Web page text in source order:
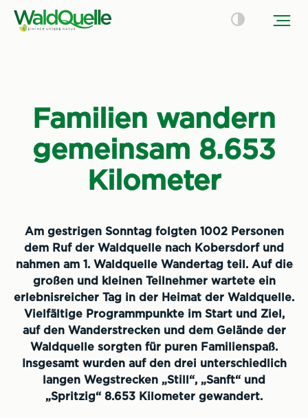
Familien wandern
gemeinsam 8.653
Kilometer
Am gestrigen Sonntag folgten 1002 Personen
dem Ruf der Waldquelle nach Kobersdorf und
nahmen am 1. Waldquelle Wandertag teil. Auf die
großen und kleinen Teilnehmer wartete ein
erlebnisreicher Tag in der Heimat der Waldquelle.
Vielfältige Programmpunkte im Start und Ziel,
auf den Wanderstrecken und dem Gelände der
Waldquelle sorgten für puren Familienspaß.
Insgesamt wurden auf den drei unterschiedlich
langen Wegstrecken „Still“, „Sanft“ und
„Spritzig“ 8.653 Kilometer gewandert.